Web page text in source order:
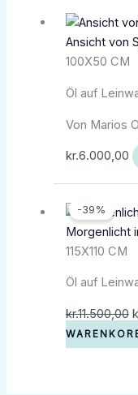
Ansicht von
100X50 CM
Öl auf
Von Marios
kr.6.000,00
-39%
Morgenlicht
115X110 CM
Öl auf
kr.11.500,00